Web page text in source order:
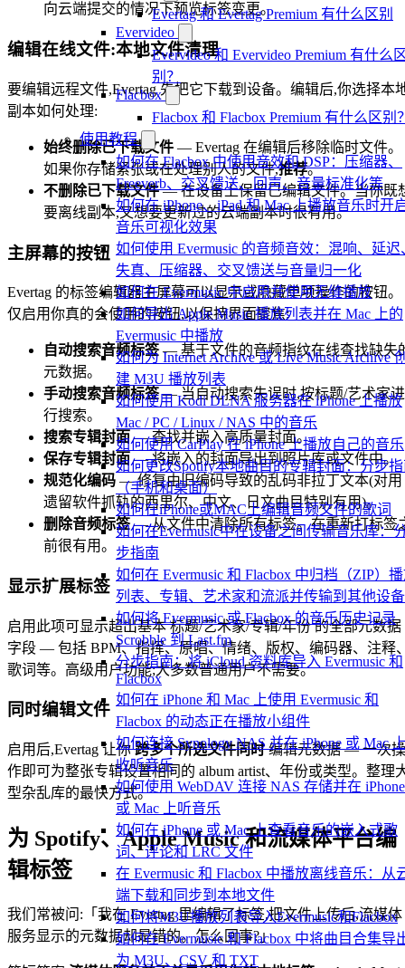
Evertag 和 Evertag Premium 有什么区别
Evervideo
Evervideo 和 Evervideo Premium 有什么
别？
Flacbox
Flacbox 和 Flacbox Premium 有什么区别
使用教程
如何在 Flacbox 中使用音效和 DSP：压缩器、
Freeverb、交叉馈送、回声、音量标准化等
如何在 iPhone、iPad 和 Mac 上播放音乐时开
音乐可视化效果
如何使用 Evermusic 的音频音效：混响、延迟
失真、压缩器、交叉馈送与音量归一化
如何在 Evermusic 中启用并使用无缝播放
如何导出 Apple Music 播放列表并在 Mac 上的
Evermusic 中播放
如何为 Internet Archive 或 Live Music Archive
建 M3U 播放列表
如何使用 Kodi DLNA 服务器在 iPhone 上播放
Mac / PC / Linux / NAS 中的音乐
如何使用 CarPlay 在 iPhone 上播放自己的音乐
如何更改Spotify本地曲目的专辑封面：分步
（手机和桌面）
如何在iPhone或MAC上编辑音频文件的歌词
如何在Evermusic中在设备之间传输音乐库：
步指南
如何在 Evermusic 和 Flacbox 中归档（ZIP）
列表、专辑、艺术家和流派并传输到其他设备
如何将 Evermusic 或 Flacbox 的音乐历史记录
Scrobble 到 Last.fm
分步指南：将 iCloud 资料库导入 Evermusic 和
Flacbox
如何在 iPhone 和 Mac 上使用 Evermusic 和
Flacbox 的动态正在播放小组件
如何连接 Synology NAS 并在 iPhone 或 Mac
收听音乐
如何使用 WebDAV 连接 NAS 存储并在 iPhone
或 Mac 上听音乐
如何在 iPhone 或 Mac 上查看音乐的嵌入式歌
词、评论和 LRC 文件
在 Evermusic 和 Flacbox 中播放离线音乐：从
端下载和同步到本地文件
如何将M3U播放列表导入Evermusic和Flacbox
如何在 Evermusic 和 Flacbox 中将曲目合集导
为 M3U、CSV 和 TXT
向云端提交的情况下预览标签变更。
编辑在线文件:本地文件清理
要编辑远程文件,Evertag 先把它下载到设备。编辑后,你选择本
副本如何处理:
始终删除已下载文件 — Evertag 在编辑后移除临时文件。
如果你存储紧张或在处理别人的文件,推荐。
不删除已下载文件— 在设备上保留已编辑文件。当你既
要离线副本,又想要更新过的云端副本时很有用。
主屏幕的按钮
Evertag 的标签编辑器主屏幕可以显示或隐藏单项操作的按钮。
仅启用你真的会使用的按钮,以保持界面聚焦:
自动搜索音频标签 — 基于文件的音频指纹在线查找缺失
元数据。
手动搜索音频标签— 当自动搜索失误时,按标题/艺术家进
行搜索。
搜索专辑封面— 查找并嵌入高质量封面。
保存专辑封面— 将嵌入的封面导出到照片库或文件中。
规范化编码 — 修复由旧编码导致的乱码非拉丁文本(对用
遗留软件抓轨的西里尔、中文、日文曲目特别有用)。
删除音频标签— 从文件中清除所有标签。在重新打标签
前很有用。
显示扩展标签
启用此项可显示超出基本 标题/艺术家/专辑/年份 的全部元数据
字段 — 包括 BPM、指挥、原唱、情绪、版权、编码器、注释
歌词等。高级用户功能;大多数普通用户不需要。
同时编辑文件
启用后,Evertag 让你跨多个所选文件同时编辑元数据 — 一次操
作即可为整张专辑设置相同的 album artist、年份或类型。整理
型杂乱库的最快方式。
为 Spotify、Apple Music 和流媒体平台编
辑标签
我们常被问:「我在 Evertag 里编辑了标签,把文件上传后,流媒体
服务显示的元数据却是错的。怎么回事?」